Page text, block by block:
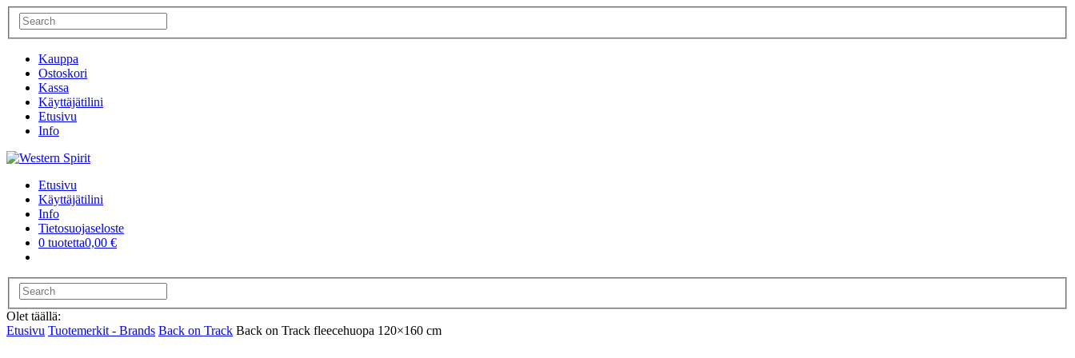
Kauppa
Ostoskori
Kassa
Käyttäjätilini
Etusivu
Info
Etusivu
Käyttäjätilini
Info
Tietosuojaseloste
0 tuotetta0,00 €
Olet täällä:
Etusivu Tuotemerkit - Brands Back on Track Back on Track fleecehuopa 120×160 cm